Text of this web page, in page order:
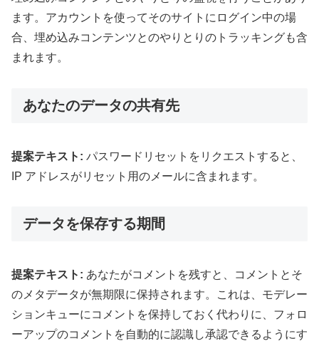
ます。アカウントを使ってそのサイトにログイン中の場
合、埋め込みコンテンツとのやりとりのトラッキングも含
まれます。
あなたのデータの共有先
提案テキスト: パスワードリセットをリクエストすると、
IP アドレスがリセット用のメールに含まれます。
データを保存する期間
提案テキスト: あなたがコメントを残すと、コメントとそ
のメタデータが無期限に保持されます。これは、モデレー
ションキューにコメントを保持しておく代わりに、フォロ
ーアップのコメントを自動的に認識し承認できるようにす